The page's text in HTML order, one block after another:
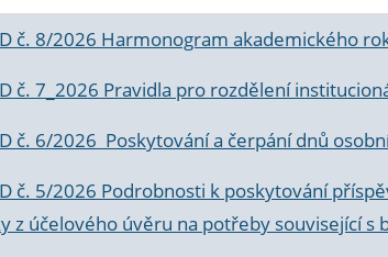
č. 8/2026 Harmonogram akademického
č. 7_2026 Pravidla pro rozdělení
č. 6/2026 Poskytování a čerpání dnů
č. 5/2026 Podrobnosti k poskytování
z účelového úvěru na potřeby související